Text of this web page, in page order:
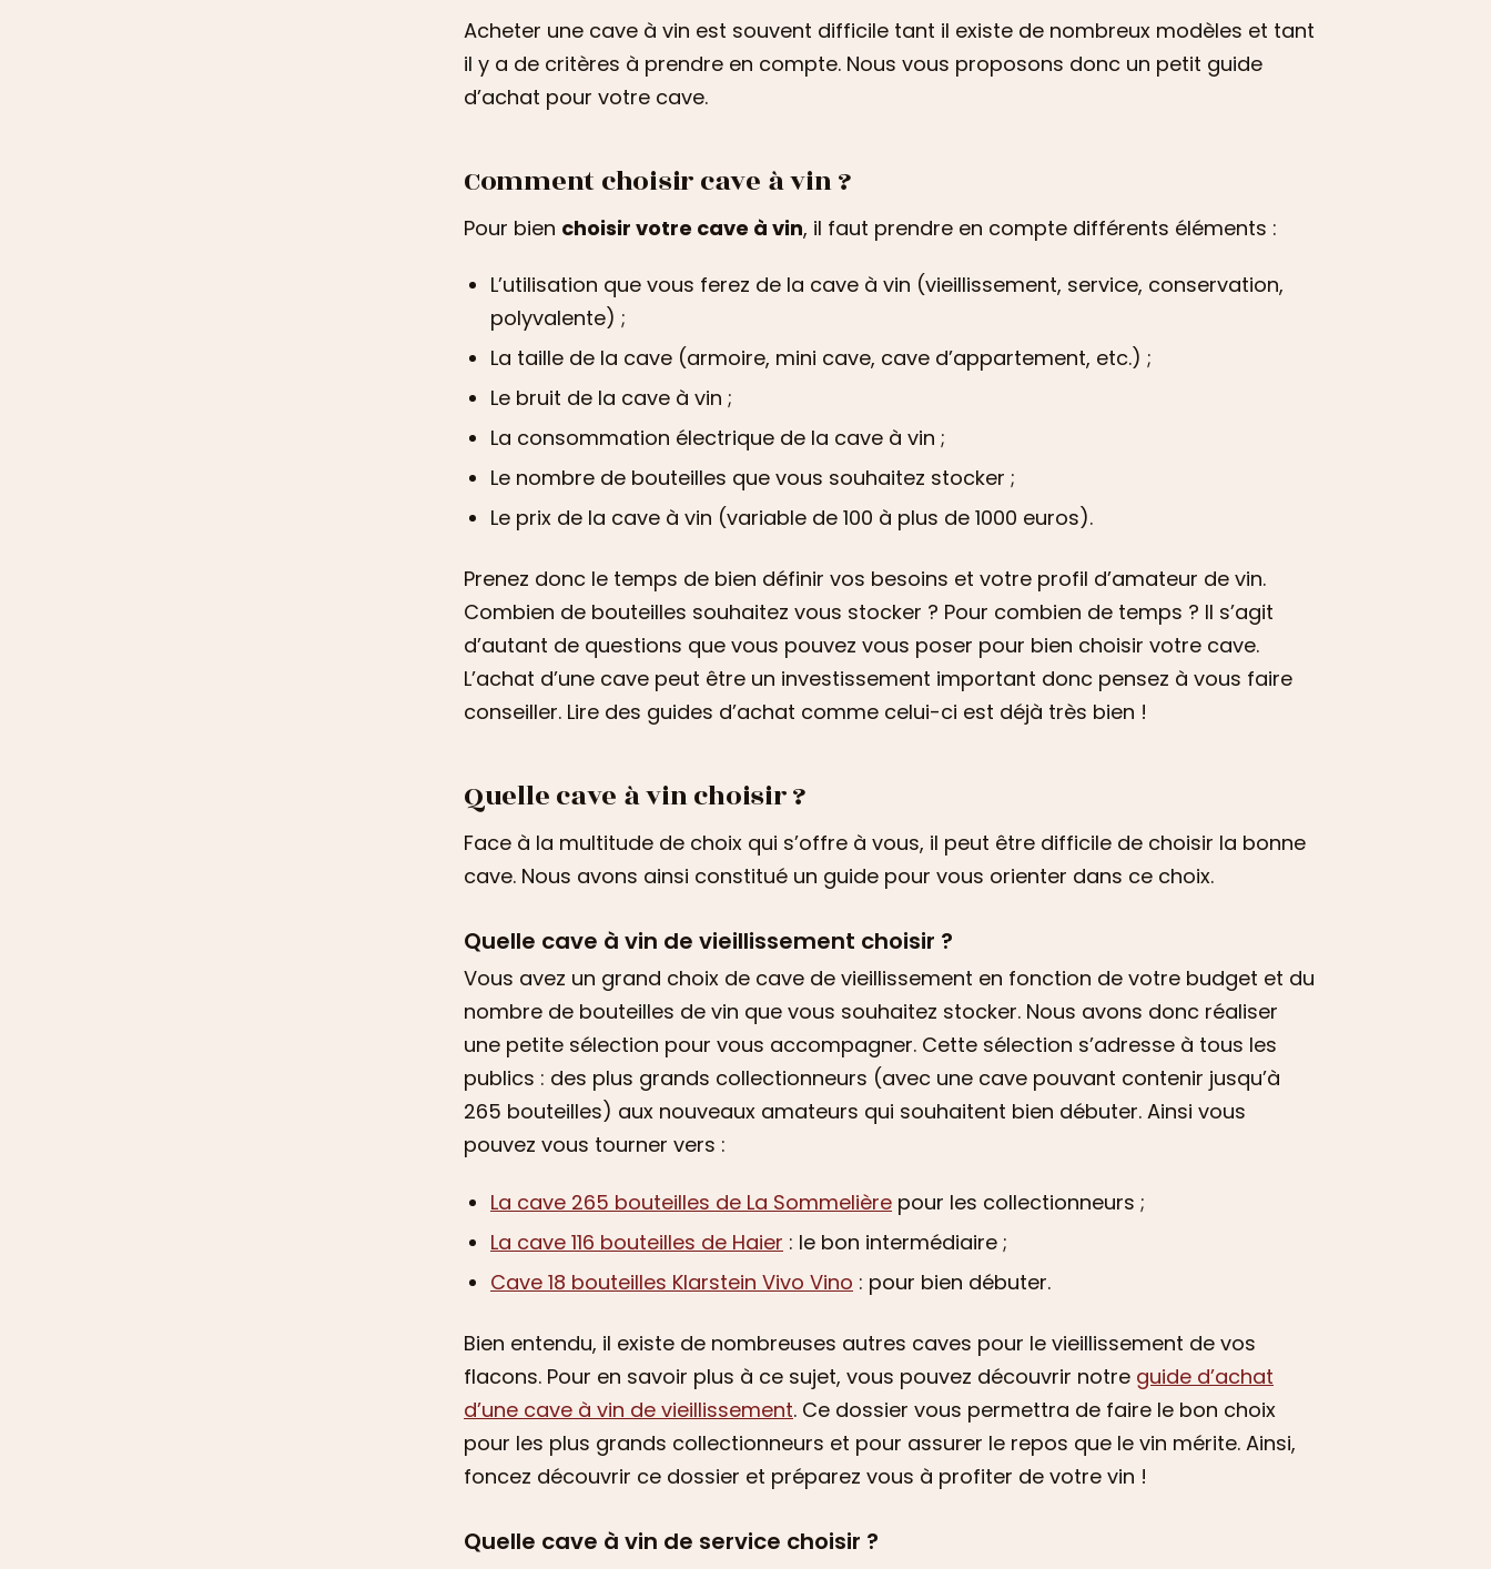
Acheter une cave à vin est souvent difficile tant il existe de nombreux modèles et tant
il y a de critères à prendre en compte. Nous vous proposons donc un petit guide
d’achat pour votre cave.
Comment choisir cave à vin ?
Pour bien choisir votre cave à vin, il faut prendre en compte différents éléments :
L’utilisation que vous ferez de la cave à vin (vieillissement, service, conservation,
polyvalente) ;
La taille de la cave (armoire, mini cave, cave d’appartement, etc.) ;
Le bruit de la cave à vin ;
La consommation électrique de la cave à vin ;
Le nombre de bouteilles que vous souhaitez stocker ;
Le prix de la cave à vin (variable de 100 à plus de 1000 euros).
Prenez donc le temps de bien définir vos besoins et votre profil d’amateur de vin.
Combien de bouteilles souhaitez vous stocker ? Pour combien de temps ? Il s’agit
d’autant de questions que vous pouvez vous poser pour bien choisir votre cave.
L’achat d’une cave peut être un investissement important donc pensez à vous faire
conseiller. Lire des guides d’achat comme celui-ci est déjà très bien !
Quelle cave à vin choisir ?
Face à la multitude de choix qui s’offre à vous, il peut être difficile de choisir la bonne
cave. Nous avons ainsi constitué un guide pour vous orienter dans ce choix.
Quelle cave à vin de vieillissement choisir ?
Vous avez un grand choix de cave de vieillissement en fonction de votre budget et du
nombre de bouteilles de vin que vous souhaitez stocker. Nous avons donc réaliser
une petite sélection pour vous accompagner. Cette sélection s’adresse à tous les
publics : des plus grands collectionneurs (avec une cave pouvant contenir jusqu’à
265 bouteilles) aux nouveaux amateurs qui souhaitent bien débuter. Ainsi vous
pouvez vous tourner vers :
La cave 265 bouteilles de La Sommelière pour les collectionneurs ;
La cave 116 bouteilles de Haier : le bon intermédiaire ;
Cave 18 bouteilles Klarstein Vivo Vino : pour bien débuter.
Bien entendu, il existe de nombreuses autres caves pour le vieillissement de vos
flacons. Pour en savoir plus à ce sujet, vous pouvez découvrir notre guide d’achat
d’une cave à vin de vieillissement. Ce dossier vous permettra de faire le bon choix
pour les plus grands collectionneurs et pour assurer le repos que le vin mérite. Ainsi,
foncez découvrir ce dossier et préparez vous à profiter de votre vin !
Quelle cave à vin de service choisir ?